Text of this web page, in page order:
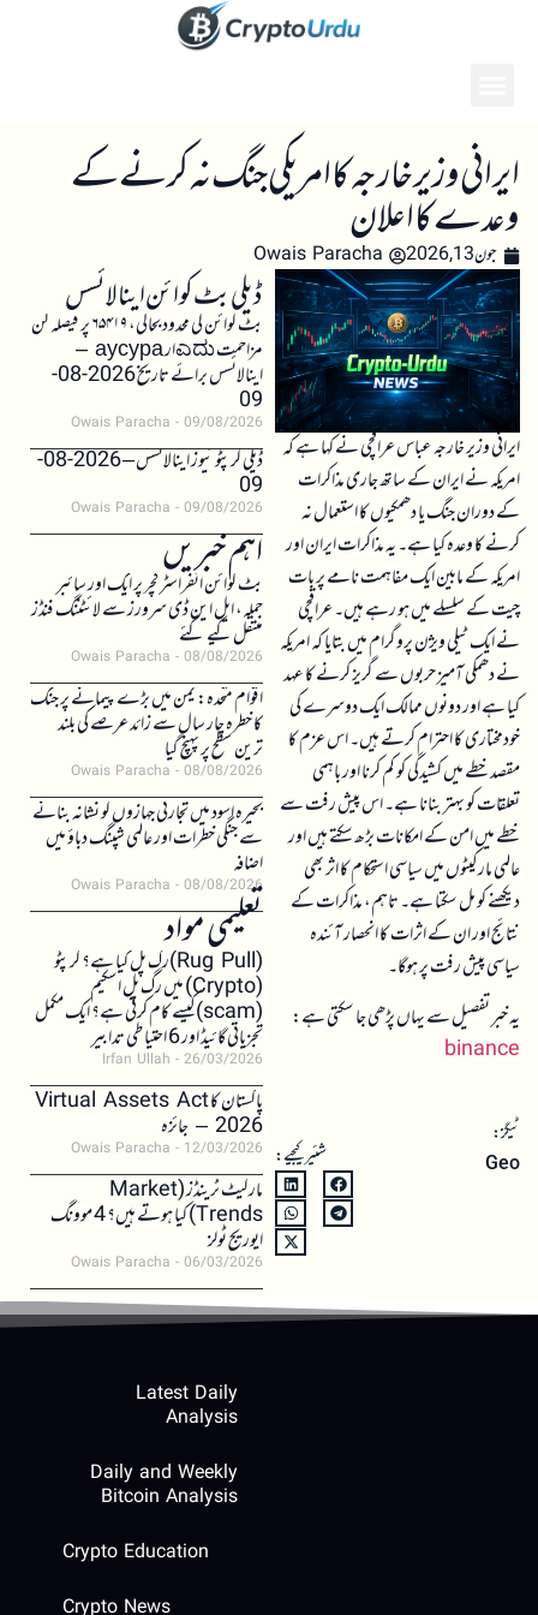
ایرانی وزیر خارجہ کا امریکی جنگ نہ کرنے کے
وعدے کا اعلان
جون 13, 2026 Owais Paracha
ایرانی وزیر خارجہ عباس عراقچی نے کہا ہے کہ
امریکہ نے ایران کے ساتھ جاری مذاکرات
کے دوران جنگ یا دھمکیوں کا استعمال نہ
کرنے کا وعدہ کیا ہے۔ یہ مذاکرات ایران اور
امریکہ کے مابین ایک مفاہمت نامے پر بات
چیت کے سلسلے میں ہو رہے ہیں۔ عراقچی
نے ایک ٹیلی ویژن پروگرام میں بتایا کہ امریکہ
نے دھمکی آمیز حربوں سے گریز کرنے کا عہد
کیا ہے اور دونوں ممالک ایک دوسرے کی
خودمختاری کا احترام کرتے ہیں۔ اس عزم کا
مقصد خطے میں کشیدگی کو کم کرنا اور باہمی
تعلقات کو بہتر بنانا ہے۔ اس پیش رفت سے
خطے میں امن کے امکانات بڑھ سکتے ہیں اور
عالمی مارکیٹوں میں سیاسی استحکام کا اثر بھی
دیکھنے کو مل سکتا ہے۔ تاہم، مذاکرات کے
نتائج اور ان کے اثرات کا انحصار آئندہ
سیاسی پیش رفت پر ہوگا۔
یہ خبر تفصیل سے یہاں پڑھی جا سکتی ہے:
binance
ٹیگز:
Geo شئیر کیجیے:
ڈیلی بٹ کوائن اینالائسس
بٹ کوائن کی محدود بحالی، ۶۵۴۱۹ پر فیصلہ کن
مزاحمت ಎದುار аусура –
اینالائسس برائے تاریخ 2026-08-
09
Owais Paracha 09/08/2026
ڈیلی کرپٹو نیوز اینالائسس – 2026-08-
09
Owais Paracha 09/08/2026
اہم خبریں
بٹ کوائن انفراسٹرکچر پر ایک اور سائبر
حملہ، ایل این ڈی سرورز سے لائٹننگ فنڈز
منتقل کیے گئے
Owais Paracha 08/08/2026
اقوام متحدہ: یمن میں بڑے پیمانے پر جنگ
کا خطرہ چار سال سے زائد عرصے کی بلند
ترین سطح پر پہنچ گیا
Owais Paracha 08/08/2026
بحیرہ اسود میں تجارتی جہازوں کو نشانہ بنانے
سے جنگی خطرات اور عالمی شپنگ دباؤ میں
اضافہ
Owais Paracha 08/08/2026
تعلیمی مواد(Rug Pull)رگ پل کیا ہے؟ کرپٹو
(Crypto) میں رگ پل اسکیم
(scam)کیسے کام کرتی ہے؟ ایک مکمل
تجزیاتی گائیڈ اور 6 احتیاطی تدابیر
Irfan Ullah 26/03/2026
پاکستان کا Virtual Assets Act
2026 – جائزہ
Owais Paracha 12/03/2026
مارکیٹ ٹرینڈز (Market
Trends) کیا ہوتے ہیں؟ 4 موونگ
ایوریج ٹولز
Owais Paracha 06/03/2026
Latest Daily
Analysis
Daily and Weekly
Bitcoin Analysis
Crypto Education